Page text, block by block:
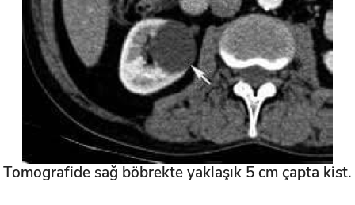
Tomografide sağ böbrekte yaklaşık 5 cm çapta kist.